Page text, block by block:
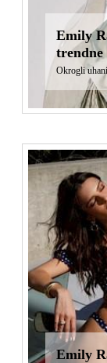
Emily
trendne
Okrogli
Emily